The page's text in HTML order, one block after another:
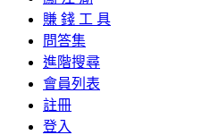
賺 錢 工 具
問答集
進階搜尋
會員列表
註冊
登入